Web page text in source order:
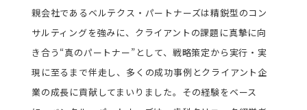
親会社であるベルテクス・パートナーズは精鋭型のコン
サルティングを強みに、クライアントの課題に真摯に向
き合う“真のパートナー”として、戦略策定から実行・実
現に至るまで伴走し、多くの成功事例とクライアント企
業の成長に貢献してまいりました。その経験をベース